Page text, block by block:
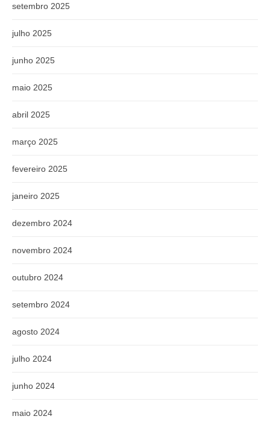
setembro 2025
julho 2025
junho 2025
maio 2025
abril 2025
março 2025
fevereiro 2025
janeiro 2025
dezembro 2024
novembro 2024
outubro 2024
setembro 2024
agosto 2024
julho 2024
junho 2024
maio 2024